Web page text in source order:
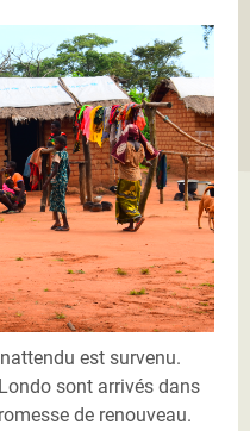
est survenu.
sont arrivés dans
de renouveau.